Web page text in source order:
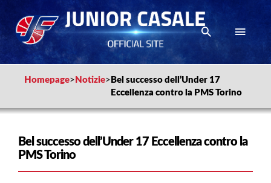
Homepage> Notizie> Bel successo dell’Under 17
Eccellenza contro la PMS Torino
Bel successo dell’Under 17 Eccellenza contro la
PMS Torino